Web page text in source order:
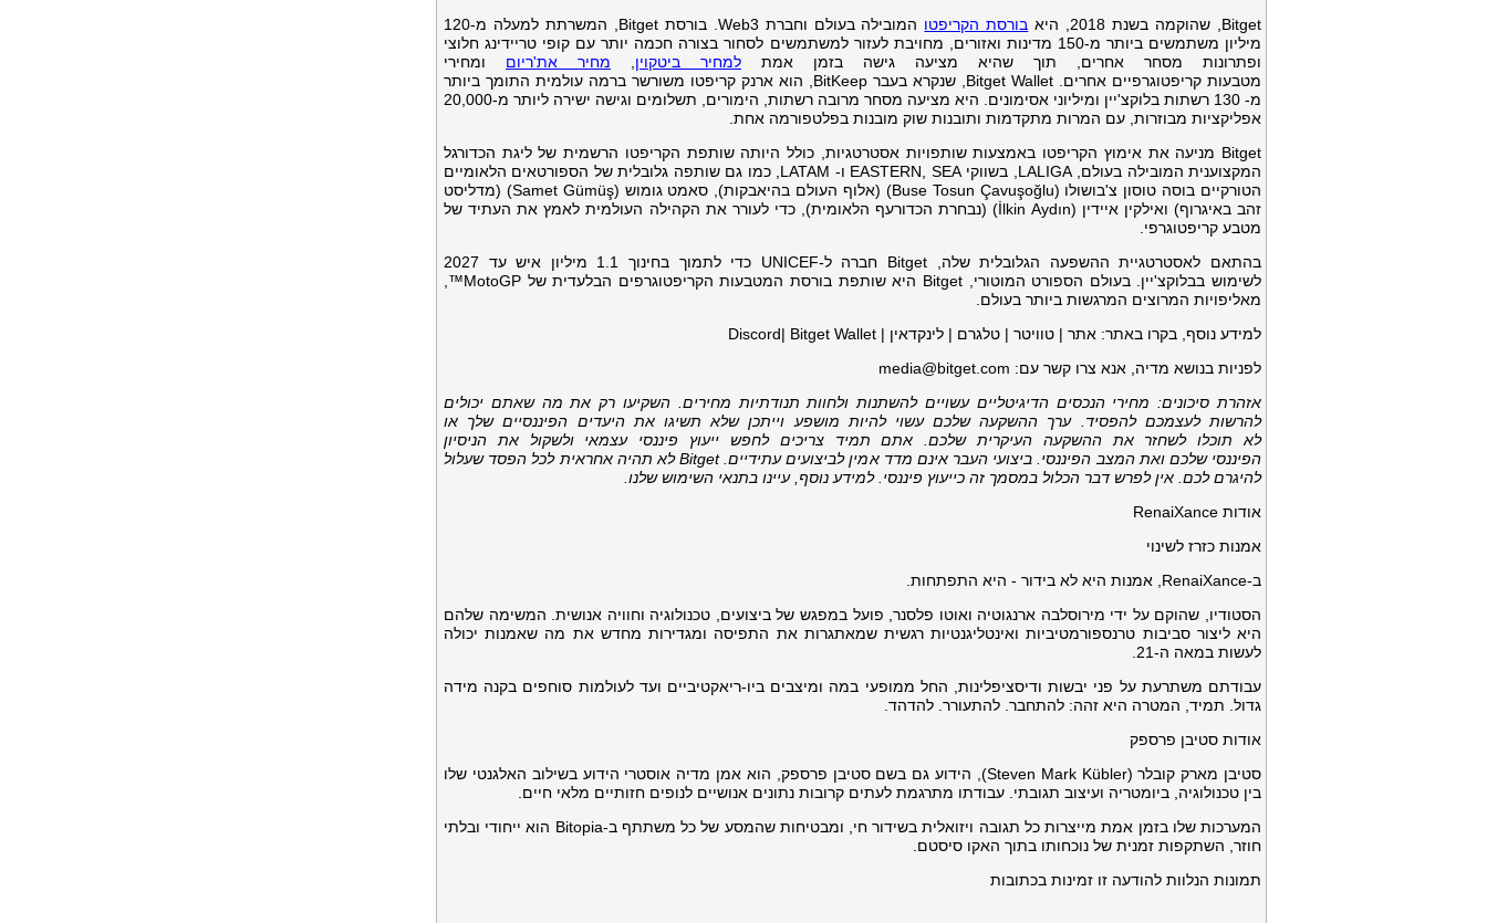
Bitget, שהוקמה בשנת 2018, היא
בורסת הקריפטו
המובילה בעולם וחברת Web3. בורסת Bitget, המשרתת למעלה מ-120
מיליון משתמשים ביותר מ-150 מדינות ואזורים, מחויבת לעזור למשתמשים לסחור בצורה חכמה יותר עם קופי טריידינג חלוצי
ופתרונות מסחר אחרים, תוך שהיא מציעה גישה בזמן אמת למחיר ביטקוין מחיר את'ריום ומחירי
מטבעות קריפטוגרפיים אחרים. Bitget Wallet, שנקרא בעבר BitKeep, הוא ארנק קריפטו משורשר ברמה עולמית התומך ביותר
מ- 130 רשתות בלוקצ'יין ומיליוני אסימונים. היא מציעה מסחר מרובה רשתות, הימורים, תשלומים וגישה ישירה ליותר מ-20,000
אפליקציות מבוזרות, עם המרות מתקדמות ותובנות שוק מובנות בפלטפורמה אחת.
Bitget מניעה את אימוץ הקריפטו באמצעות שותפויות אסטרטגיות, כולל היותה שותפת הקריפטו הרשמית של ליגת הכדורגל
המקצוענית המובילה בעולם, LALIGA, בשווקי EASTERN, SEA ו- LATAM, כמו גם שותפה גלובלית של הספורטאים הלאומיים
הטורקיים בוסה טוסון צ'בושולו (Buse Tosun Çavuşoğlu) (אלוף העולם בהיאבקות), סאמט גומוש (Samet Gümüş) (מדליסט
זהב באיגרוף) ואילקין איידין (İlkin Aydın) (נבחרת הכדורעף הלאומית), כדי לעורר את הקהילה העולמית לאמץ את העתיד של
מטבע קריפטוגרפי.
בהתאם לאסטרטגיית ההשפעה הגלובלית שלה, Bitget חברה ל-UNICEF כדי לתמוך בחינוך 1.1 מיליון איש עד 2027
לשימוש בבלוקצ'יין. בעולם הספורט המוטורי, Bitget היא שותפת בורסת המטבעות הקריפטוגרפים הבלעדית של MotoGP™,
מאליפויות המרוצים המרגשות ביותר בעולם.
למידע נוסף, בקרו באתר: אתר | טוויטר | טלגרם | לינקדאין | Discord| Bitget Wallet
לפניות בנושא מדיה, אנא צרו קשר עם: media@bitget.com
אזהרת סיכונים: מחירי הנכסים הדיגיטליים עשויים להשתנות ולחוות תנודתיות מחירים. השקיעו רק את מה שאתם יכולים
להרשות לעצמכם להפסיד. ערך ההשקעה שלכם עשוי להיות מושפע וייתכן שלא תשיגו את היעדים הפיננסיים שלך או
לא תוכלו לשחזר את ההשקעה העיקרית שלכם. אתם תמיד צריכים לחפש ייעוץ פיננסי עצמאי ולשקול את הניסיון
הפיננסי שלכם ואת המצב הפיננסי. ביצועי העבר אינם מדד אמין לביצועים עתידיים.Bitgetלא תהיה אחראית לכל הפסד שעלול
להיגרם לכם. אין לפרש דבר הכלול במסמך זה כייעוץ פיננסי. למידע נוסף, עיינו בתנאי השימוש שלנו.
אודות RenaiXance
אמנות כזרז לשינוי
ב-RenaiXance, אמנות היא לא בידור - היא התפתחות.
הסטודיו, שהוקם על ידי מירוסלבה ארנגוטיה ואוטו פלסנר, פועל במפגש של ביצועים, טכנולוגיה וחוויה אנושית. המשימה שלהם
היא ליצור סביבות טרנספורמטיביות ואינטליגנטיות רגשית שמאתגרות את התפיסה ומגדירות מחדש את מה שאמנות יכולה
לעשות במאה ה-21.
עבודתם משתרעת על פני יבשות ודיסציפלינות, החל ממופעי במה ומיצבים ביו-ריאקטיביים ועד לעולמות סוחפים בקנה מידה
גדול. תמיד, המטרה היא זהה: להתחבר. להתעורר. להדהד.
אודות סטיבן פרספק
סטיבן מארק קובלר (Steven Mark Kübler), הידוע גם בשם סטיבן פרספק, הוא אמן מדיה אוסטרי הידוע בשילוב האלגנטי שלו
בין טכנולוגיה, ביומטריה ועיצוב תגובתי. עבודתו מתרגמת לעתים קרובות נתונים אנושיים לנופים חזותיים מלאי חיים.
המערכות שלו בזמן אמת מייצרות כל תגובה ויזואלית בשידור חי, ומבטיחות שהמסע של כל משתתף ב-Bitopia הוא ייחודי ובלתי
חוזר, השתקפות זמנית של נוכחותו בתוך האקו סיסטם.
תמונות הנלוות להודעה זו זמינות בכתובות